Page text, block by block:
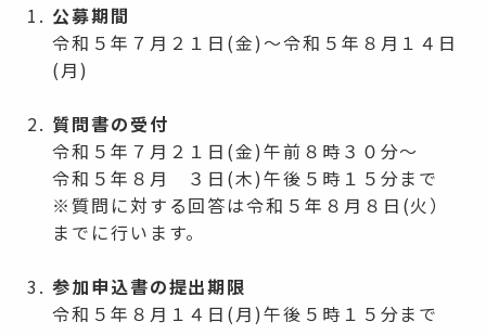
公募期間
令和５年７⽉２１⽇(金)～令和５年８月１４日
(月)
質問書の受付
令和５年７月２１日(金)午前８時３０分～
令和５年８月 ３日(木)午後５時１５分まで
※質問に対する回答は令和５年８月８日(火）
までに行います。
参加申込書の提出期限
令和５年８月１４日(月)午後５時１５分まで